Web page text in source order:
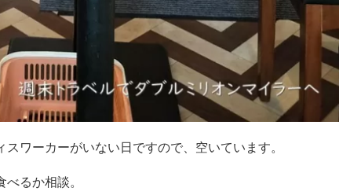
ワーカーがいない日ですので、空いています。
るか相談。